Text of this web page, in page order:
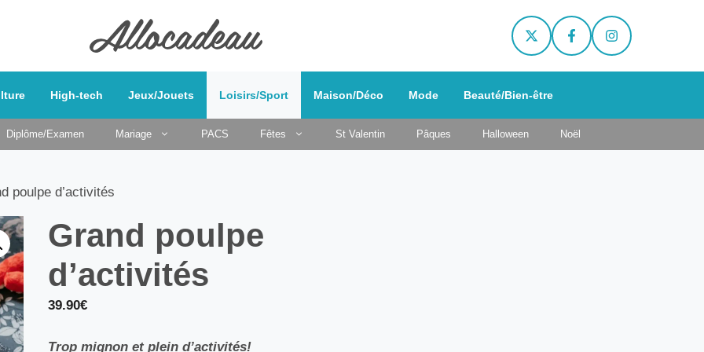
High-tech Jeux/Jouets Loisirs/Sport Maison/Déco Mode Beauté/Bien-être
Diplôme/Examen Mariage PACS Fêtes St Valentin Pâques Halloween Noël
poulpe d’activités
Grand poulpe
d’activités
39.90€
Trop mignon et plein d’activités!